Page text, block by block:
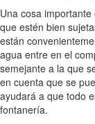
Una cosa
que estén bien
están
agua entre en el
semejante a la que
en cuenta que se
ayudará a que todo
fontanería.